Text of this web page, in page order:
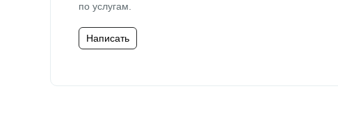
по услугам.
Написать